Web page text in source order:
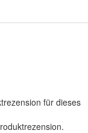
für dieses
.